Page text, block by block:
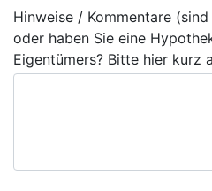
Hinweise / Kommentare
oder haben Sie eine
Eigentümers? Bitte hier kurz